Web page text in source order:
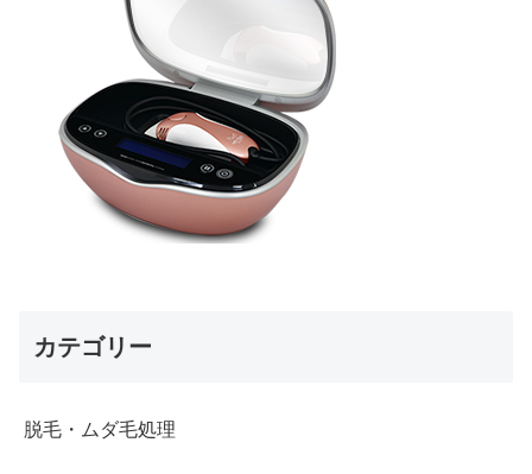
カテゴリー
脱毛・ムダ毛処理